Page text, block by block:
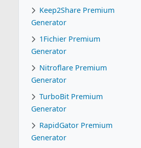
Keep2Share Premium
Generator
1Fichier Premium
Generator
Nitroflare Premium
Generator
TurboBit Premium
Generator
RapidGator Premium
Generator